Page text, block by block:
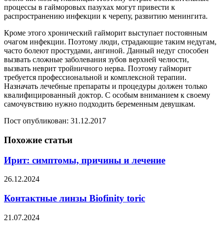
процессы в гайморовых пазухах могут привести к
распространению инфекции к черепу, развитию менингита.
Кроме этого хронический гайморит выступает постоянным
очагом инфекции. Поэтому люди, страдающие таким недугам,
часто болеют простудами, ангиной. Данный недуг способен
вызвать сложные заболевания зубов верхней челюсти,
вызвать неврит тройничного нерва. Поэтому гайморит
требуется профессиональной и комплексной терапии.
Назначать лечебные препараты и процедуры должен только
квалифицированный доктор. С особым вниманием к своему
самочувствию нужно подходить беременным девушкам.
Пост опубликован: 31.12.2017
Похожие статьи
Ирит: симптомы, причины и лечение
26.12.2024
Контактные линзы Biofinity toric
21.07.2024